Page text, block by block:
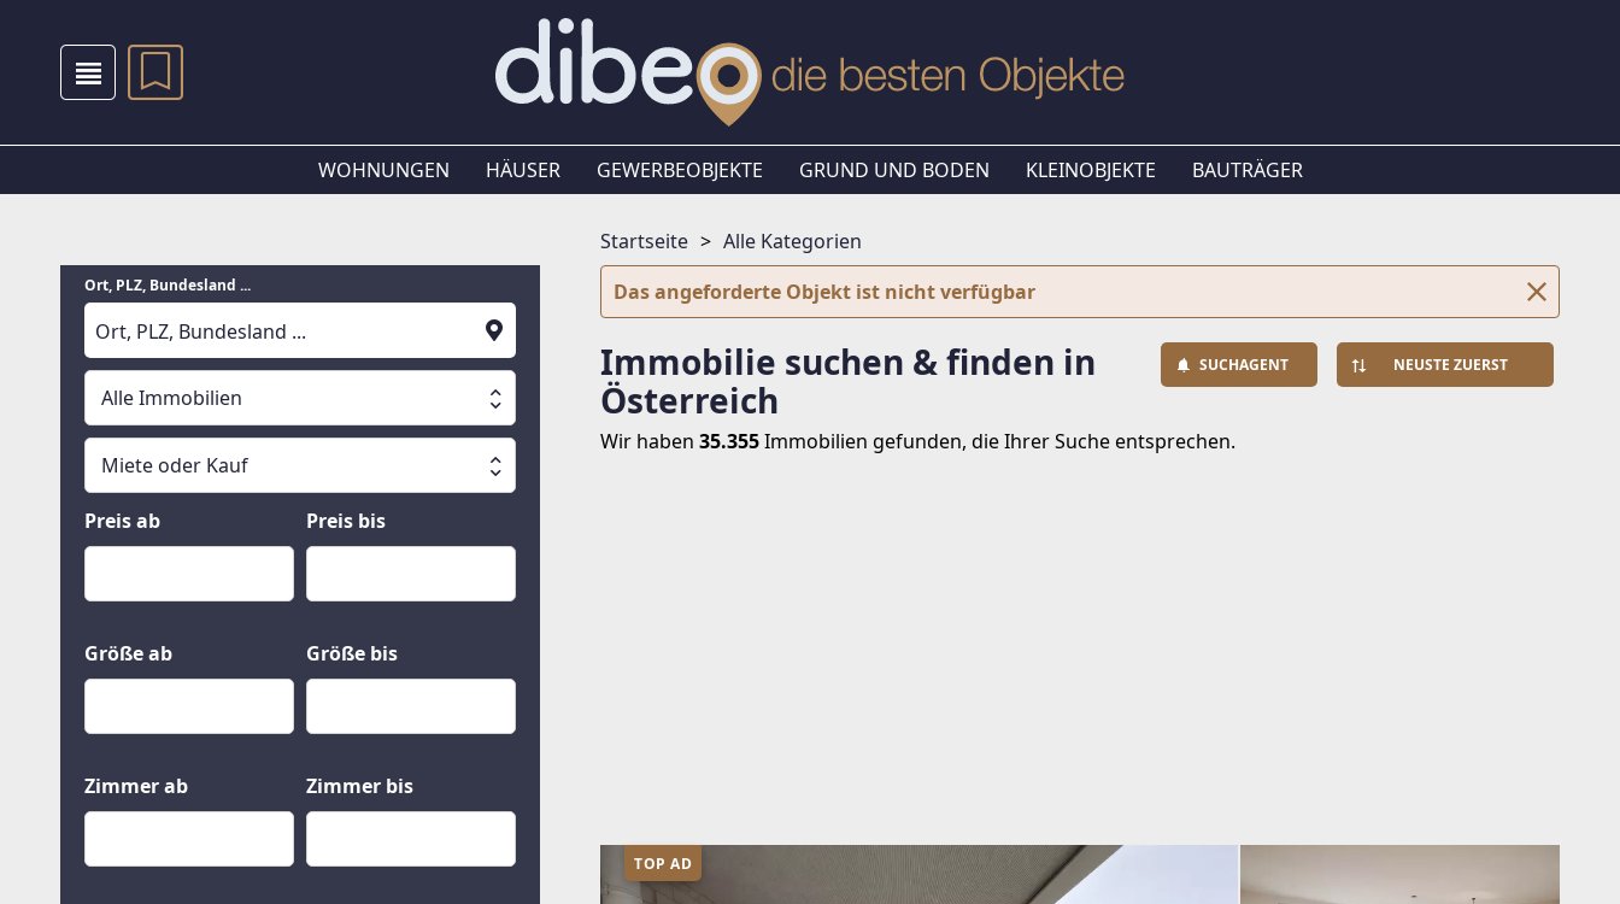
WOHNUNGEN HÄUSER GEWERBEOBJEKTE GRUND UND BODEN KLEINOBJEKTE BAUTRÄGER
Ort, PLZ, Bundesland ...
Suche läuft
Alle Immobilien
Alle Immobilien
Häuser
Grund und Boden
Miete oder Kauf
Miete oder Kauf
Kauf
Preis ab Preis bis
Größe ab Größe bis
Zimmer ab Zimmer bis
Startseite
Alle Kategorien
Das angeforderte Objekt ist nicht verfügbar
Immobilie suchen & finden in
Österreich
SUCHAGENT NEUSTE ZUERST
Wir haben 35.355Immobilien gefunden, die Ihrer Suche entsprechen.
TOP AD